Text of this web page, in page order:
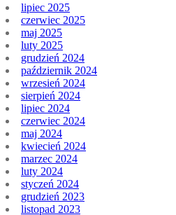
lipiec 2025
czerwiec 2025
maj 2025
luty 2025
grudzień 2024
październik 2024
wrzesień 2024
sierpień 2024
lipiec 2024
czerwiec 2024
maj 2024
kwiecień 2024
marzec 2024
luty 2024
styczeń 2024
grudzień 2023
listopad 2023